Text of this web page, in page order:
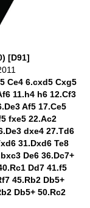
[D91]
Ce4 6.cxd5 Cxg5
11.h4 h6 12.Cf3
Af5 17.Ce5
fxe5 22.Ac2
dxe4 27.Td6
31.Dxd6 Te8
De6 36.Dc7+
Dd7 41.f5
45.Rb2 Db5+
Db5+ 50.Rc2